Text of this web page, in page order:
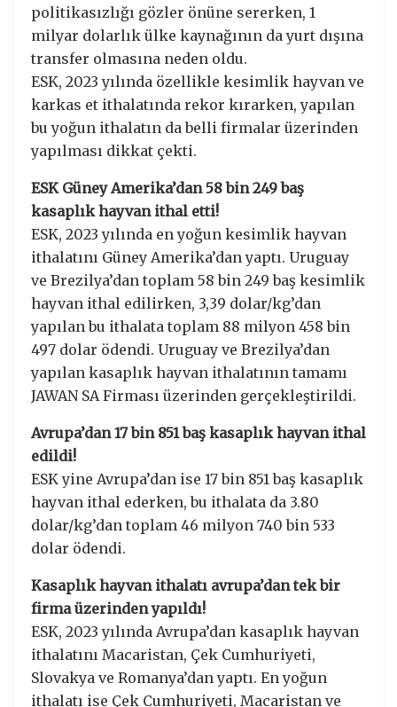
politikasızlığı gözler önüne sererken, 1
milyar dolarlık ülke kaynağının da yurt dışına
transfer olmasına neden oldu.
ESK, 2023 yılında özellikle kesimlik hayvan ve
karkas et ithalatında rekor kırarken, yapılan
bu yoğun ithalatın da belli firmalar üzerinden
yapılması dikkat çekti.
ESK Güney Amerika’dan 58 bin 249 baş
kasaplık hayvan ithal etti!
ESK, 2023 yılında en yoğun kesimlik hayvan
ithalatını Güney Amerika’dan yaptı. Uruguay
ve Brezilya’dan toplam 58 bin 249 baş kesimlik
hayvan ithal edilirken, 3,39 dolar/kg’dan
yapılan bu ithalata toplam 88 milyon 458 bin
497 dolar ödendi. Uruguay ve Brezilya’dan
yapılan kasaplık hayvan ithalatının tamamı
JAWAN SA Firması üzerinden gerçekleştirildi.
Avrupa’dan 17 bin 851 baş kasaplık hayvan ithal
edildi!
ESK yine Avrupa’dan ise 17 bin 851 baş kasaplık
hayvan ithal ederken, bu ithalata da 3.80
dolar/kg’dan toplam 46 milyon 740 bin 533
dolar ödendi.
Kasaplık hayvan ithalatı avrupa’dan tek bir
firma üzerinden yapıldı!
ESK, 2023 yılında Avrupa’dan kasaplık hayvan
ithalatını Macaristan, Çek Cumhuriyeti,
Slovakya ve Romanya’dan yaptı. En yoğun
ithalatı ise Çek Cumhuriyeti, Macaristan ve